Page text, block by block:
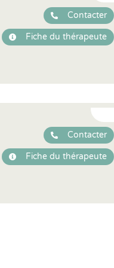
Contacter
Fiche du thérapeute
Contacter
Fiche du thérapeute